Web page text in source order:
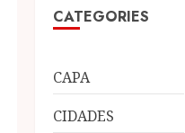
CATEGORIES
CAPA
CIDADES